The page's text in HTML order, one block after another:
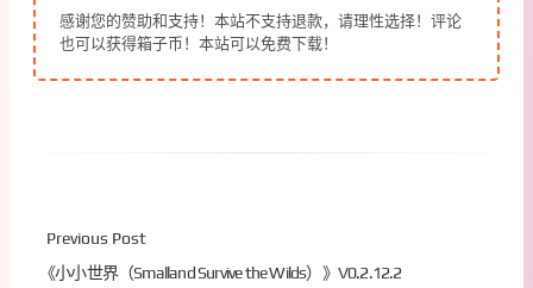
感谢您的赞助和支持！本站不支持退款，请理性选择！评论
也可以获得箱子币！本站可以免费下载！
Previous Post
《小小世界（Smalland Survive the Wilds）》V0.2.12.2